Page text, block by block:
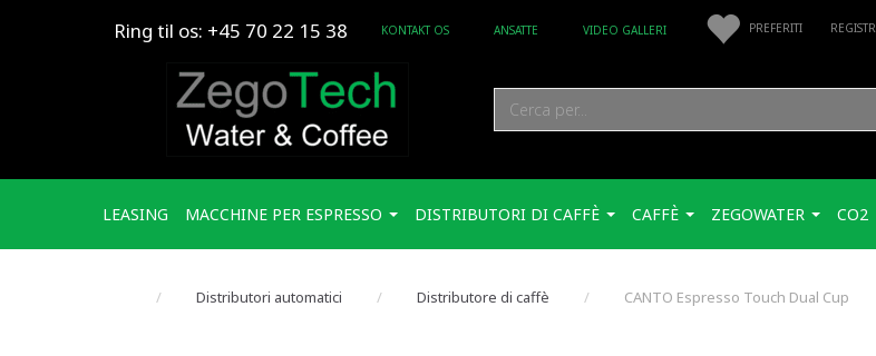
PREFERITI
Ring til os: +45 70 22 15 38 KONTAKT OS ANSATTE VIDEO GALLERI
LEASING MACCHINE PER ESPRESSO DISTRIBUTORI DI CAFFÈ CAFFÈ ZEGOWATER CO2
Distributori automatici Distributore di caffè CANTO Espresso Touch Dual Cup